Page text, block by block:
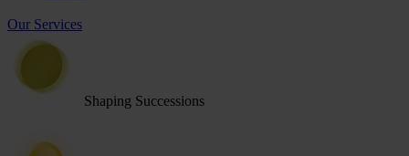
Our Services
Shaping Successions